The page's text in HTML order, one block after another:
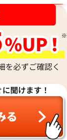
を必ずご確認く
聞けます！